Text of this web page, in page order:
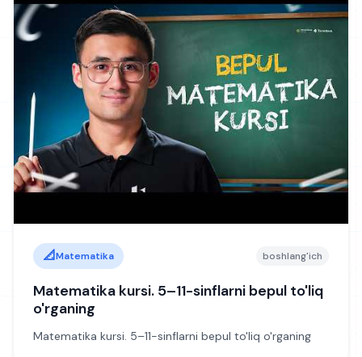
Barchasi
Matematika
🏛️ Tarix
🎨Grafik dizayn
🧬Biologiya
🤖Sun'iy intellekt
📐Matematika boshlang'ich
Matematika kursi. 5–11-sinflarni bepul to'liq
o'rganing
Matematika kursi. 5–11-sinflarni bepul to'liq o'rganing